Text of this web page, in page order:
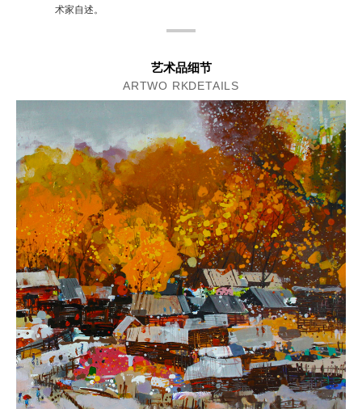
术家自述。
艺术品细节
ARTWO RKDETAILS